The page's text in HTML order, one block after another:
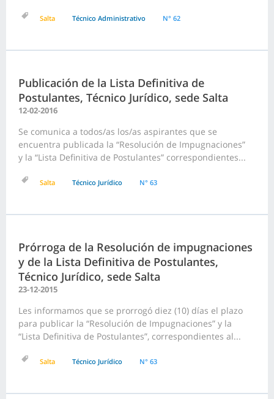
Salta Técnico Administrativo N° 62
Publicación de la Lista Definitiva de
Postulantes, Técnico Jurídico, sede Salta
12-02-2016
Se comunica a todos/as los/as aspirantes que se
encuentra publicada la “Resolución de Impugnaciones”
y la “Lista Definitiva de Postulantes” correspondientes...
Salta Técnico Jurídico N° 63
Prórroga de la Resolución de impugnaciones
y de la Lista Definitiva de Postulantes,
Técnico Jurídico, sede Salta
23-12-2015
Les informamos que se prorrogó diez (10) días el plazo
para publicar la “Resolución de Impugnaciones” y la
“Lista Definitiva de Postulantes”, correspondientes al...
Salta Técnico Jurídico N° 63